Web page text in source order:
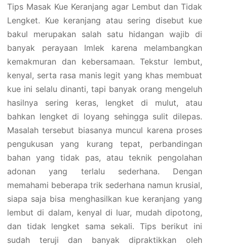
Tips Masak Kue Keranjang agar Lembut dan Tidak
Lengket. Kue keranjang atau sering disebut kue
bakul merupakan salah satu hidangan wajib di
banyak perayaan Imlek karena melambangkan
kemakmuran dan kebersamaan. Tekstur lembut,
kenyal, serta rasa manis legit yang khas membuat
kue ini selalu dinanti, tapi banyak orang mengeluh
hasilnya sering keras, lengket di mulut, atau
bahkan lengket di loyang sehingga sulit dilepas.
Masalah tersebut biasanya muncul karena proses
pengukusan yang kurang tepat, perbandingan
bahan yang tidak pas, atau teknik pengolahan
adonan yang terlalu sederhana. Dengan
memahami beberapa trik sederhana namun krusial,
siapa saja bisa menghasilkan kue keranjang yang
lembut di dalam, kenyal di luar, mudah dipotong,
dan tidak lengket sama sekali. Tips berikut ini
sudah teruji dan banyak dipraktikkan oleh